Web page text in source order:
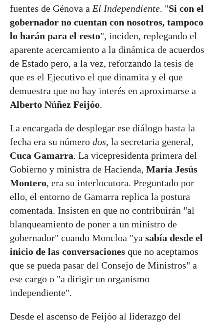
fuentes de Génova a El Independiente. "Si con el
gobernador no cuentan con nosotros, tampoco
lo harán para el resto", inciden, replegando el
aparente acercamiento a la dinámica de acuerdos
de Estado pero, a la vez, reforzando la tesis de
que es el Ejecutivo el que dinamita y el que
demuestra que no hay interés en aproximarse a
Alberto Núñez Feijóo.
La encargada de desplegar ese diálogo hasta la
fecha era su número dos, la secretaria general,
Cuca Gamarra. La vicepresidenta primera del
Gobierno y ministra de Hacienda, María Jesús
Montero, era su interlocutora. Preguntado por
ello, el entorno de Gamarra replica la postura
comentada. Insisten en que no contribuirán "al
blanqueamiento de poner a un ministro de
gobernador" cuando Moncloa "ya sabía desde el
inicio de las conversaciones que no aceptamos
que se pueda pasar del Consejo de Ministros" a
ese cargo o "a dirigir un organismo
independiente".
Desde el ascenso de Feijóo al liderazgo del